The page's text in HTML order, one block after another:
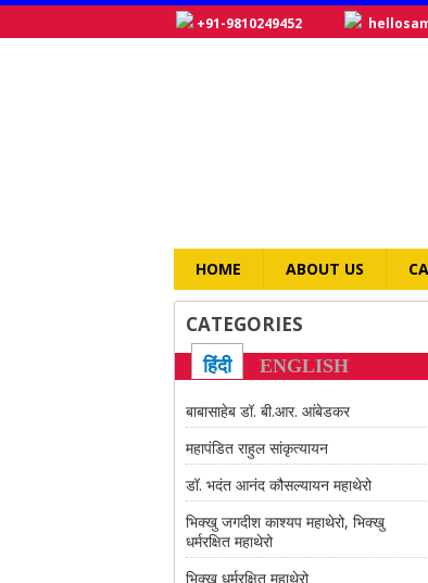
+91-9810249452
HOME ABOUT US
CATEGORIES
हिंदी ENGLISH
बाबासाहेब डॉ. बी.आर. आंबेडकर
महापंडित राहुल सांकृत्यायन
डॉ. भदंत आनंद कौसल्यायन महाथेरो
भिक्खु जगदीश काश्यप महाथेरो, भिक्खु
धर्मरक्षित महाथेरो
भिक्खु धर्मरक्षित महाथेरो